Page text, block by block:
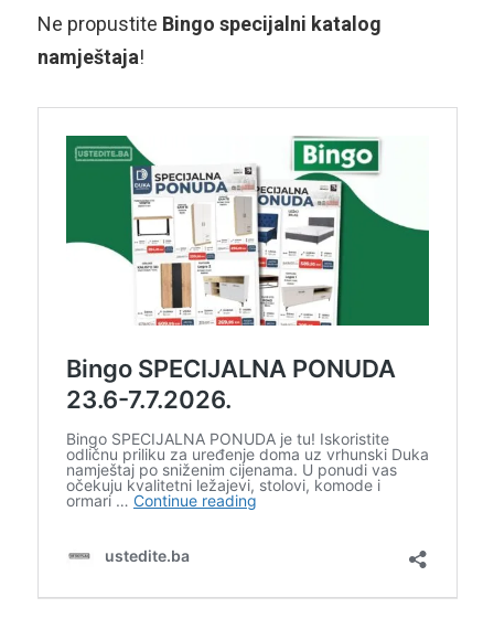
Ne propustite Bingo specijalni katalog
namještaja!